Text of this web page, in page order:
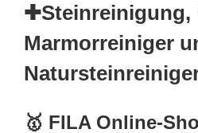
✚Steinreinigung,
Marmorreiniger
🥇 FILA Online-